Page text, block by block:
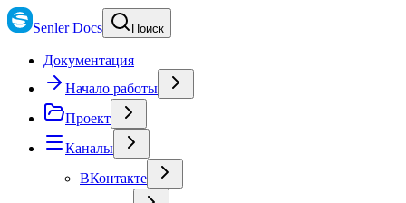
Senler Docs Поиск
Документация
Начало работы
Проект
Каналы
ВКонтакте